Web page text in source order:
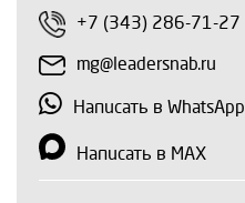
+7 (343) 286-71-27
mg@leadersnab.ru
Написать в WhatsApp
Написать в MAX